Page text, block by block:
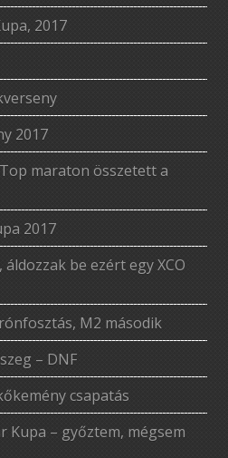
2017
2017
maraton összetett a
2017
be ezért egy XCO
M2 második
– DNF
csapatás
Kupa – győztem, mégsem